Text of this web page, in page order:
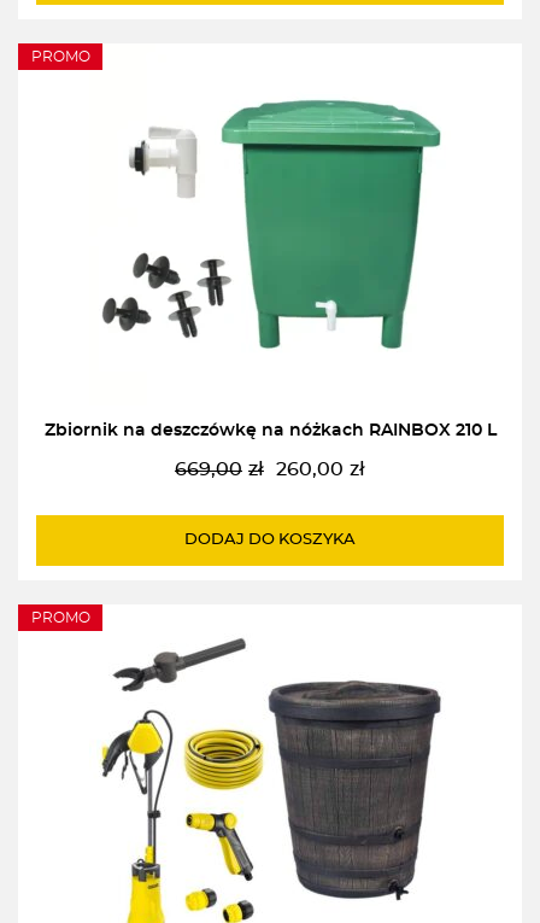
PROMO
Zbiornik na deszczówkę na nóżkach RAINBOX 210 L
669,00 zł
Pierwotna
wynosiła:
260,00 zł
Aktualna
wynosi:
DODAJ DO KOSZYKA
PROMO